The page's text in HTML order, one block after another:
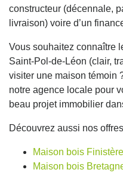
constructeur (décennale,
livraison) voire d’un
Vous souhaitez connaître
Saint-Pol-de-Léon (clair,
visiter une maison témoin
notre agence locale pour
beau projet immobilier
Découvrez aussi nos
Maison bois Finistère
Maison bois